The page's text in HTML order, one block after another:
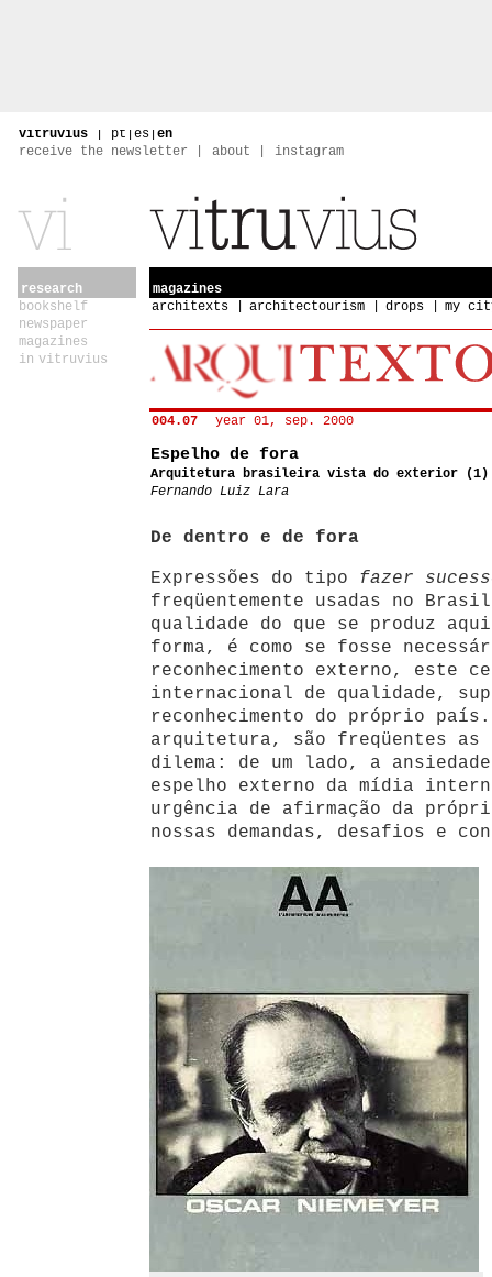
vitruvius | pt | es | en
receive the newsletter
about instagram
research
bookshelf
newspaper
magazines
in vitruvius
magazines
architexts
architectourism drops my
004.07 year 01, sep. 2000
Espelho de fora
Arquitetura brasileira vista do exterior (1)
Fernando Luiz Lara
De dentro e de fora
Expressões do tipo fazer
freqüentemente usadas no
qualidade do que se produz
forma, é como se fosse
reconhecimento externo, este
internacional de qualidade,
reconhecimento do próprio
arquitetura, são freqüentes as
dilema: de um lado, a
espelho externo da mídia
urgência de afirmação da
nossas demandas, desafios e